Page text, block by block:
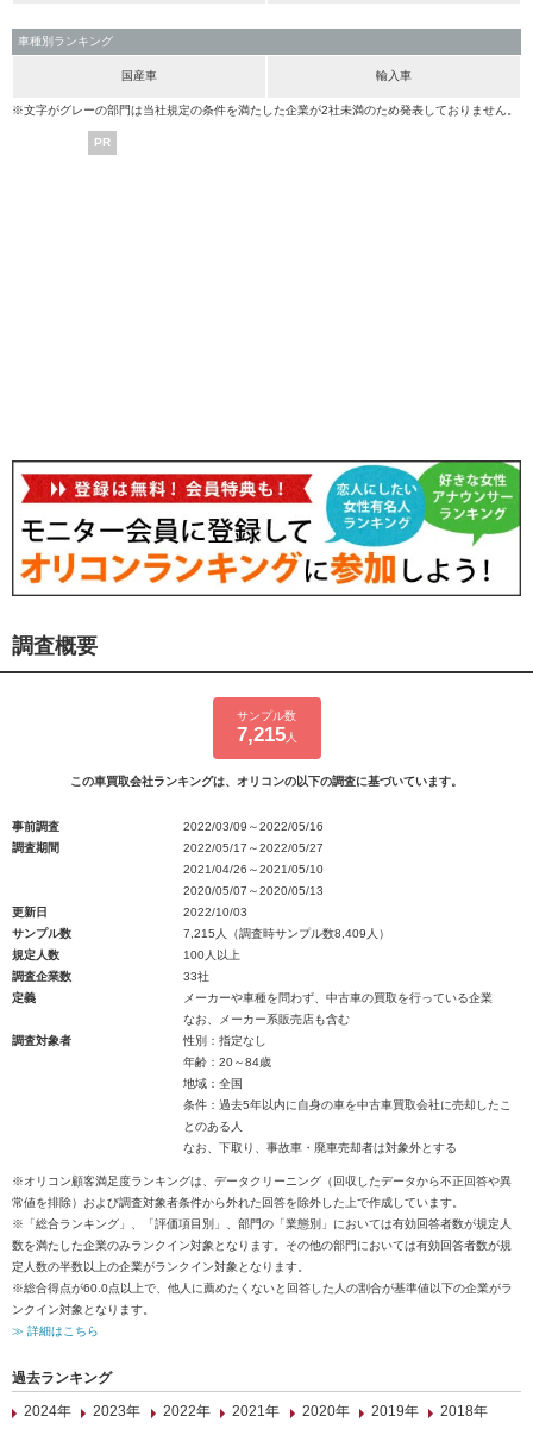
車種別ランキング
国産車 輸入車
※文字がグレーの部門は当社規定の条件を満たした企業が2社未満のため発表しておりません。
PR
調査概要
サンプル数
7,215人
この車買取会社ランキングは、オリコンの以下の調査に基づいています。
事前調査
2022/03/09～2022/05/16
調査期間
2022/05/17～2022/05/27
2021/04/26～2021/05/10
2020/05/07～2020/05/13
更新日
2022/10/03
サンプル数
7,215人（調査時サンプル数8,409人）
規定人数
100人以上
調査企業数
33社
定義
メーカーや車種を問わず、中古車の買取を行っている企業
なお、メーカー系販売店も含む
調査対象者
性別：指定なし
年齢：20～84歳
地域：全国
条件：過去5年以内に自身の車を中古車買取会社に売却したこ
とのある人
なお、下取り、事故車・廃車売却者は対象外とする
※オリコン顧客満足度ランキングは、データクリーニング（回収したデータから不正回答や異
常値を排除）および調査対象者条件から外れた回答を除外した上で作成しています。
※「総合ランキング」、「評価項目別」、部門の「業態別」においては有効回答者数が規定人
数を満たした企業のみランクイン対象となります。その他の部門においては有効回答者数が規
定人数の半数以上の企業がランクイン対象となります。
※総合得点が60.0点以上で、他人に薦めたくないと回答した人の割合が基準値以下の企業がラ
ンクイン対象となります。
≫ 詳細はこちら
過去ランキング
2024年
2023年 2022年 2021年 2020年 2019年
2018年